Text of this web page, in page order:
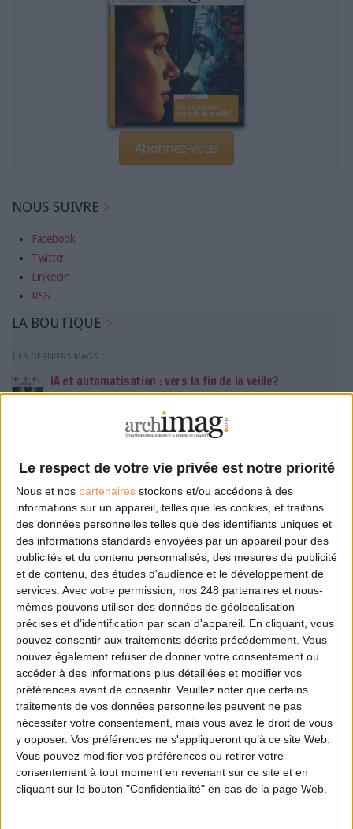
Le respect de votre vie privée est notre priorité
Nous et nos partenaires stockons et/ou accédons à des
informations sur un appareil, telles que les cookies, et traitons
des données personnelles telles que des identifiants uniques et
des informations standards envoyées par un appareil pour des
publicités et du contenu personnalisés, des mesures de publicité
et de contenu, des études d'audience et le développement de
services. Avec votre permission, nos 248 partenaires et nous-
mêmes pouvons utiliser des données de géolocalisation
précises et d’identification par scan d'appareil. En cliquant, vous
pouvez consentir aux traitements décrits précédemment. Vous
pouvez également refuser de donner votre consentement ou
accéder à des informations plus détaillées et modifier vos
préférences avant de consentir. Veuillez noter que certains
traitements de vos données personnelles peuvent ne pas
nécessiter votre consentement, mais vous avez le droit de vous
y opposer. Vos préférences ne s'appliqueront qu’à ce site Web.
Vous pouvez modifier vos préférences ou retirer votre
consentement à tout moment en revenant sur ce site et en
cliquant sur le bouton "Confidentialité" en bas de la page Web.
Abonnez-vous
NOUS SUIVRE
Facebook
Twitter
Linkedin
RSS
LA BOUTIQUE
Les derniers mags :
IA et automatisation : vers la fin de la veille?
Bibliothèques : comment survivre face aux pressions?
DSI du secteur public : le pivot de la transformation
Les derniers guides :
IA génératives : cas d’usage et retours d’expérience
Archivage physique et électronique : enjeux, méthodes et
outils
Stratégie data : tirez profit de l’intelligence des
données
LES DERNIÈRES PARUTIONS